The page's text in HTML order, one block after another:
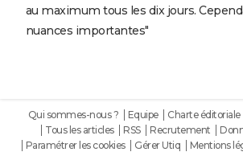
au maximum tous les dix jours.
nuances importantes"
Qui sommes-nous ? Equipe Charte éditoriale
Tous les articles
RSS Recrutement
Paramétrer les cookies
Gérer Utiq Mentions